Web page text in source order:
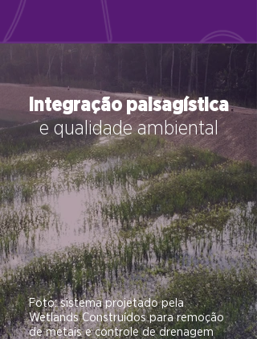
Integração paisagística
e qualidade ambiental
Foto: sistema projetado pela
Wetlands Construídos para remoção
de metais e controle de drenagem